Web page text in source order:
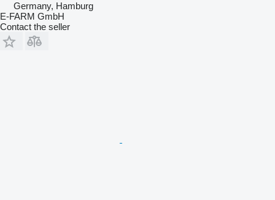
Germany, Hamburg
E-FARM GmbH
Contact the seller